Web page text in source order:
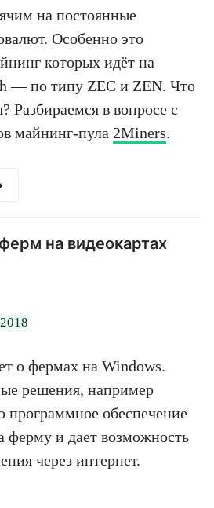
на постоянные
Особенно это
которых идёт на
— по типу ZEC и ZEN. Что
Разбираемся в вопросе с
майнинг-пула 2Miners.
на видеокартах
о фермах на Windows.
решения, например
программное обеспечение
ферму и дает возможность
через интернет.